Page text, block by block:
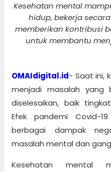
Kesehatan mental
hidup, bekerja
memberikan kontribusi
untuk membantu
OMAIdigital.id- Saat ini,
menjadi masalah yang
diselesaikan, baik
Efek pandemi Covid-
berbagai dampak
masalah mental dan
Kesehatan mental